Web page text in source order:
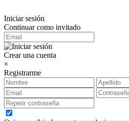
Iniciar sesión
Continuar como invitado
Crear una cuenta
×
Registrarme